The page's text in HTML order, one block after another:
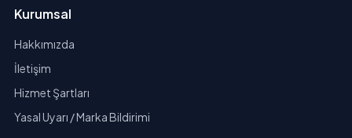
Kurumsal
Hakkımızda
İletişim
Hizmet Şartları
Yasal Uyarı / Marka Bildirimi